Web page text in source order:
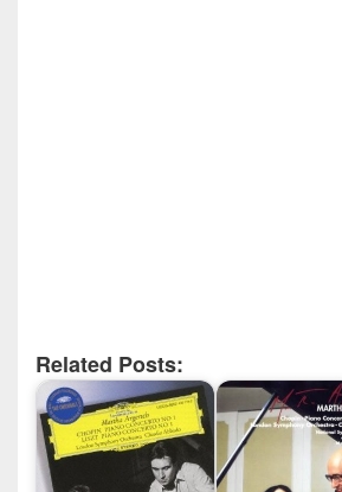
Related Posts: